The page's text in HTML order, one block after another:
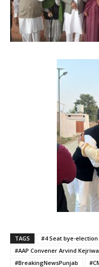
TAGS #4 Seat bye-election
#AAP Convener Arvind
#BreakingNewsPunjab